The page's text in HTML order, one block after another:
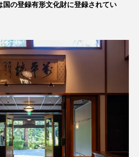
の登録有形文化財に登録されてい